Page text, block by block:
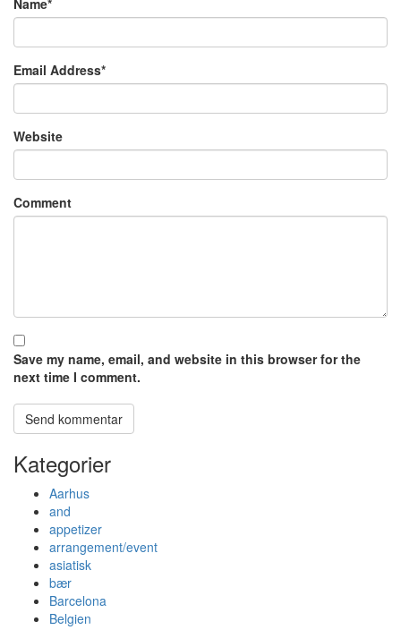
Name*
Email Address*
Website
Comment
Save my name, email, and website in this browser for the
next time I comment.
Kategorier
Aarhus
and
appetizer
arrangement/event
asiatisk
bær
Barcelona
Belgien